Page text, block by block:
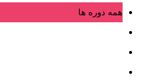
همه دوره ها